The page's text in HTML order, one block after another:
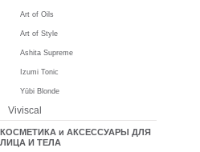
Art of Oils
Art of Style
Ashita Supreme
Izumi Tonic
Yūbi Blonde
Viviscal
КОСМЕТИКА и АКСЕССУАРЫ ДЛЯ
ЛИЦА И ТЕЛА